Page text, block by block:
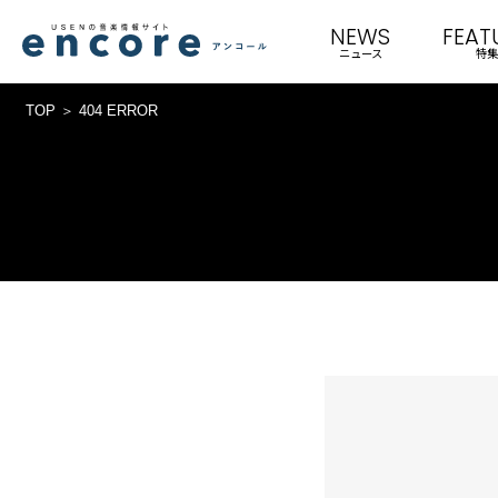
NEWS
ニュース 特集
TOP 404 ERROR